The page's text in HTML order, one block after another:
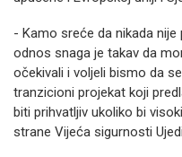
- Kamo sreće da nikada
odnos snaga je takav da
očekivali i voljeli bismo da
tranzicioni projekat koji
biti prihvatljiv ukoliko bi
strane Vijeća sigurnosti